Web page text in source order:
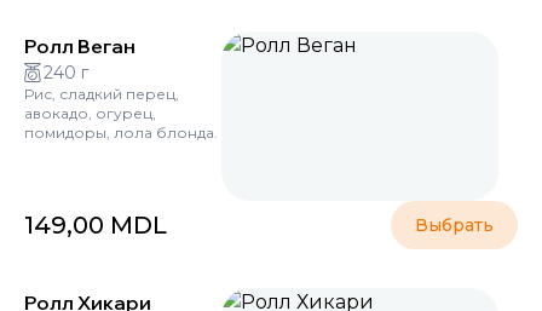
Ролл Веган
240 г
Рис, сладкий перец,
авокадо, огурец,
помидоры, лола блонда.
149,00 MDL Выбрать
Ролл Хикари